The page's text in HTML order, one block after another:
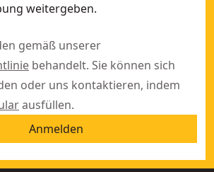
weitergeben.
gemäß unserer
behandelt. Sie können sich
oder uns kontaktieren, indem
ausfüllen.
Anmelden